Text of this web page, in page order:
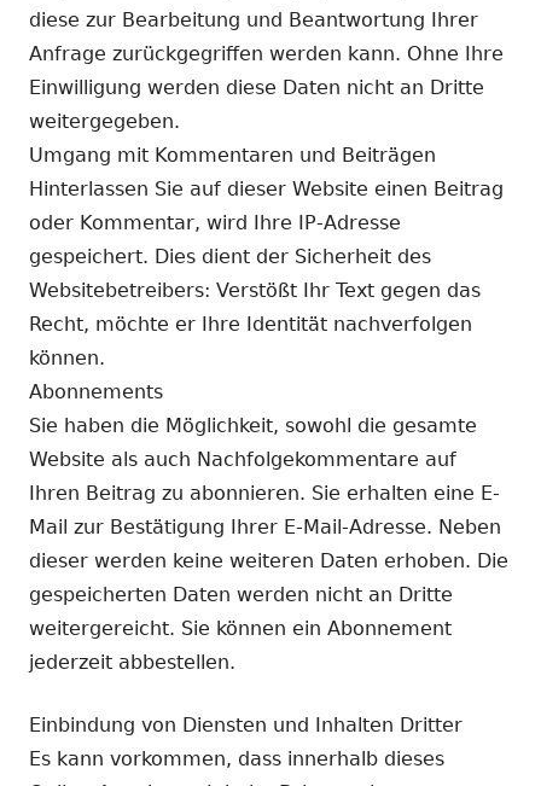
diese zur Bearbeitung und Beantwortung Ihrer
Anfrage zurückgegriffen werden kann. Ohne Ihre
Einwilligung werden diese Daten nicht an Dritte
weitergegeben.
Umgang mit Kommentaren und Beiträgen
Hinterlassen Sie auf dieser Website einen Beitrag
oder Kommentar, wird Ihre IP-Adresse
gespeichert. Dies dient der Sicherheit des
Websitebetreibers: Verstößt Ihr Text gegen das
Recht, möchte er Ihre Identität nachverfolgen
können.
Abonnements
Sie haben die Möglichkeit, sowohl die gesamte
Website als auch Nachfolgekommentare auf
Ihren Beitrag zu abonnieren. Sie erhalten eine E-
Mail zur Bestätigung Ihrer E-Mail-Adresse. Neben
dieser werden keine weiteren Daten erhoben. Die
gespeicherten Daten werden nicht an Dritte
weitergereicht. Sie können ein Abonnement
jederzeit abbestellen.
Einbindung von Diensten und Inhalten Dritter
Es kann vorkommen, dass innerhalb dieses